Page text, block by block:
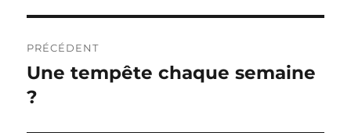
de
l’article
PRÉCÉDENT
Publication
précédente :
Une tempête chaque semaine
?